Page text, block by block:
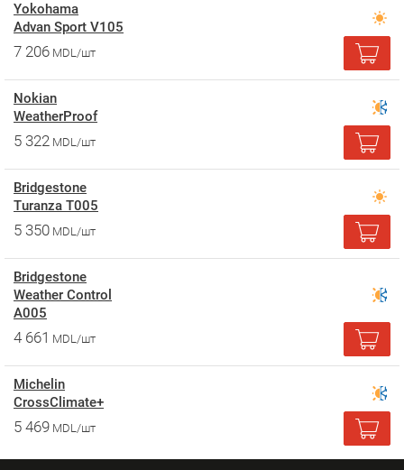
Yokohama
Advan Sport V105
7 206 MDL/шт
Nokian
WeatherProof
5 322 MDL/шт
Bridgestone
Turanza T005
5 350 MDL/шт
Bridgestone
Weather Control
A005
4 661 MDL/шт
Michelin
CrossClimate+
5 469 MDL/шт